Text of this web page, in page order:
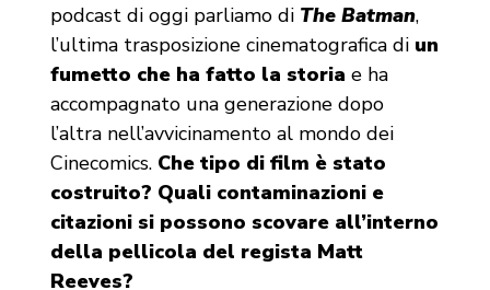
podcast di oggi parliamo di The Batman,
l’ultima trasposizione cinematografica di un
fumetto che ha fatto la storia e ha
accompagnato una generazione dopo
l’altra nell’avvicinamento al mondo dei
Cinecomics. Che tipo di film è stato
costruito? Quali contaminazioni e
citazioni si possono scovare all’interno
della pellicola del regista Matt
Reeves?